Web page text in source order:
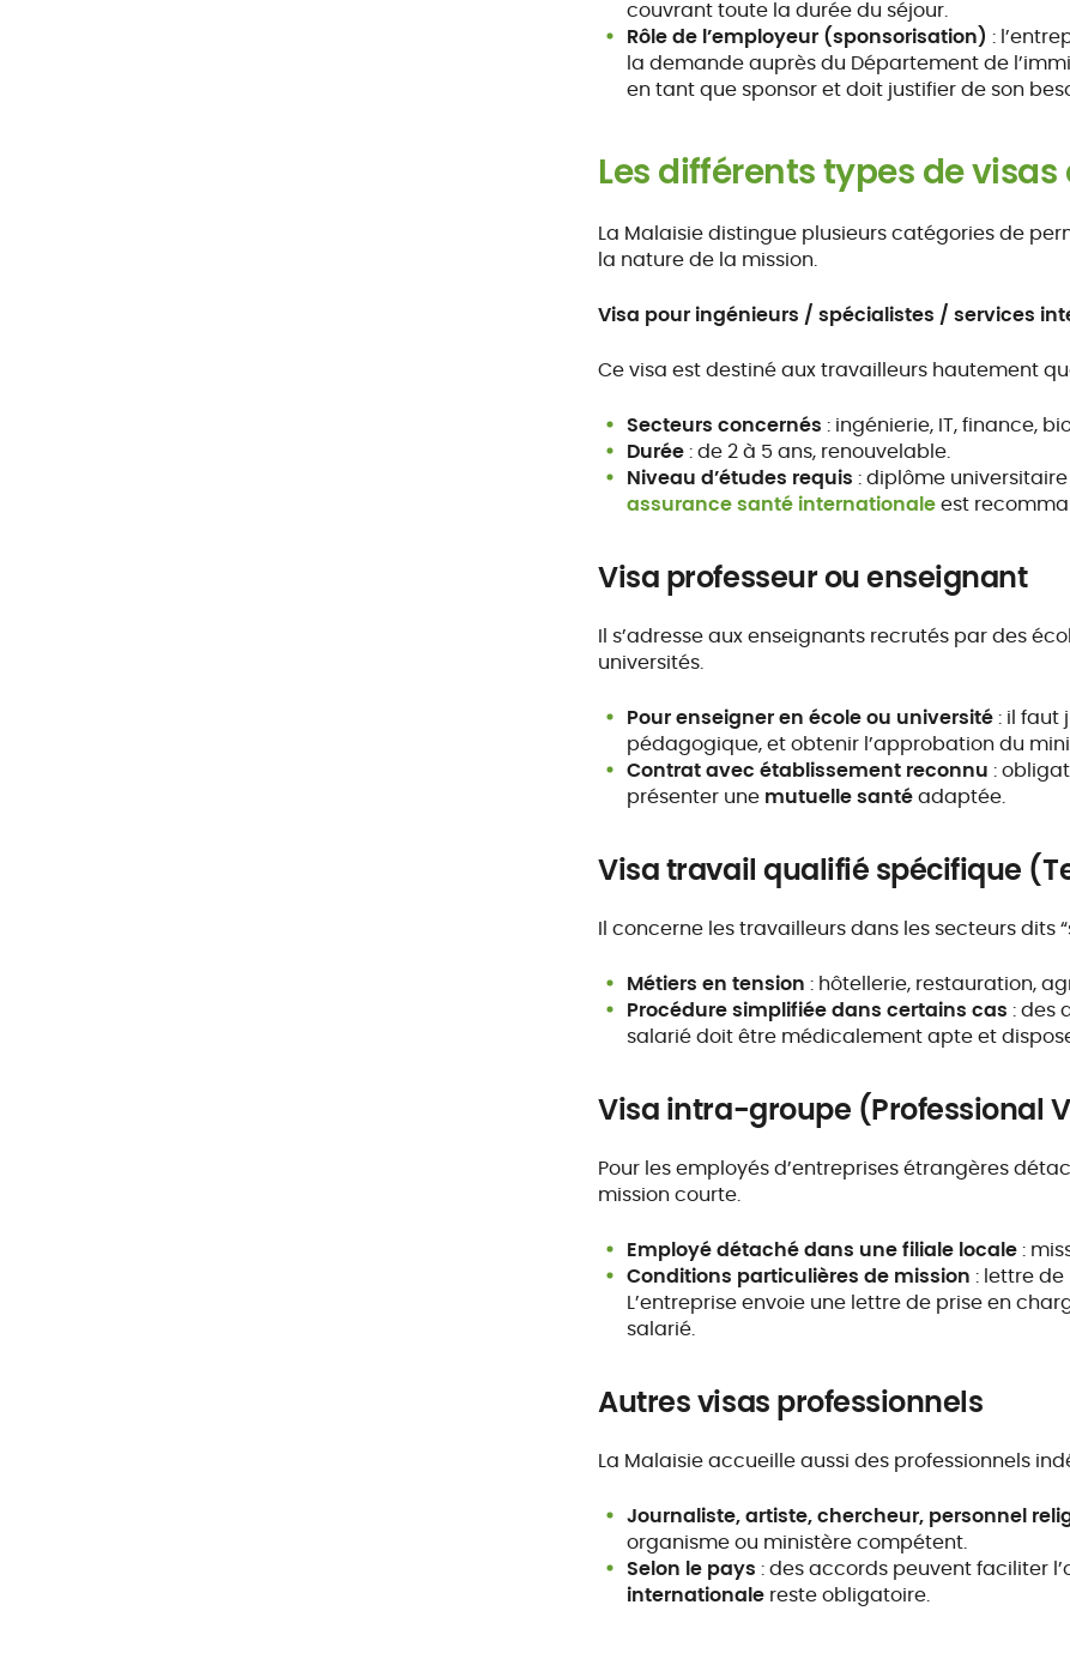
couvrant toute la durée du séjour.
Rôle de l’employeur (sponsorisation) :
la demande auprès du Département de
en tant que sponsor et doit justifier de son
Les différents types de
La Malaisie distingue plusieurs catégories de
la nature de la mission.
Visa pour ingénieurs / spécialistes / services
Ce visa est destiné aux travailleurs hautement
Secteurs concernés : ingénierie, IT, finance,
Durée: de 2 à 5 ans, renouvelable.
Niveau d’études requis : diplôme
assurance santé internationaleest
Visa professeur ou enseignant
Il s’adresse aux enseignants recrutés par des
universités.
Pour enseigner en école ou université: il faut
pédagogique, et obtenir l’approbation du
Contrat avec établissement reconnu :
présenter une mutuelle santéadaptée.
Visa travail qualifié spécifique
Il concerne les travailleurs dans les secteurs dits
Métiers en tension : hôtellerie, restauration,
Procédure simplifiée dans certains cas : des
salarié doit être médicalement apte et
Visa intra-groupe (Professional
Pour les employés d’entreprises étrangères
mission courte.
Employé détaché dans une filiale locale:
Conditions particulières de mission : lettre
L’entreprise envoie une lettre de prise en
salarié.
Autres visas professionnels
La Malaisie accueille aussi des professionnels
Journaliste, artiste, chercheur, personnel
organisme ou ministère compétent.
Selon le pays : des accords peuvent faciliter
internationale reste obligatoire.